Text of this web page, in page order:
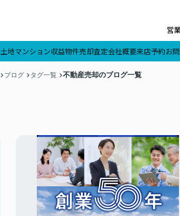
営
土地マンション収益物件売却査定会社概要来店予約お
ブログ タグ一覧 不動産売却のブログ一覧